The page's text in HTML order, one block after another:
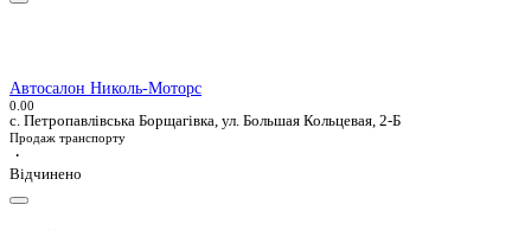
Автосалон Николь-Моторс
0.00
с. Петропавлівська Борщагівка, ул. Большая Кольцевая, 2-Б
Продаж транспорту
·
Відчинено